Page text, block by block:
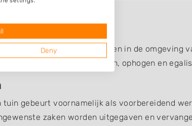
Geerdijk
en en andere bedrijven in de
zoals het afgraven, ophogen en
tuin gebeurt voornamelijk als voorbereidend
zaken worden uitgegaven en
Deny